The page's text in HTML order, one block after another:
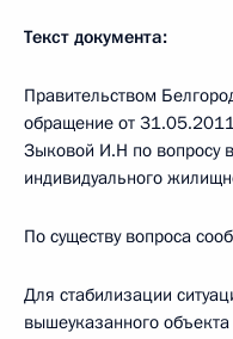
Текст документа:
Правительством
обращение от
Зыковой И.Н по вопросу
индивидуального
По существу вопроса
Для стабилизации
вышеуказанного